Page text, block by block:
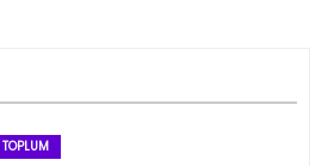
TOPLUM